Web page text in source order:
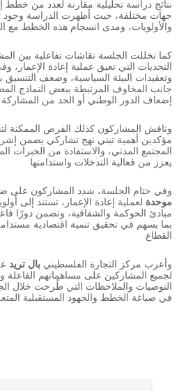
نتائج دراسة تحليلية مقارنة لعدد من خطط
جهات مختلفة، حيث أظهرت الدراسة وجود
والأولويات، ومدى انسجام هذه الخطط مع
كما تخللت الجلسة نقاشات تفاعلية بين
التحديات التي تعيق عملية إعادة الإعمار،
وتعقيدات البيئة السياسية، وضعف التنسيق
جانب المخاوف المرتبطة ببعض النماذج
إضعاف الدور الوطني أو الحد من المشاركة
وناقش المشاركون كذلك الفرص الممكنة
مؤكدين أهمية تبني نهج تشاركي يضمن
المجتمع المدني، والاستفادة من الخبرات
يعزز من فعالية التدخلات واستدامتها
وفي ختام الجلسة، شدد المشاركون على
موحدة لعملية إعادة الإعمار، تستند إلى
مبادئ الحوكمة والشفافية، وتضمن دورًا
بما يسهم في تحقيق تنمية اقتصادية
القطاع
وأعرب مركز التجارة الفلسطيني بال تريد
لجميع المشاركين على مساهماتهم الفاعلة
التوصيات والملاحظات التي طُرحت خلال
في صياغة الخطط والجهود المستقبلية